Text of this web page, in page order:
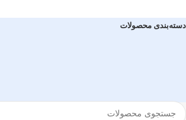
دسته‌بندی محصولات